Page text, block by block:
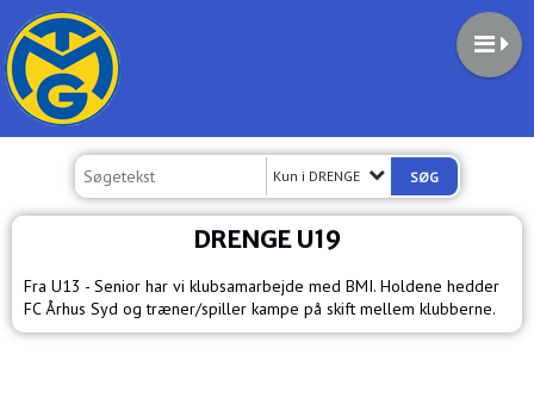
Kun i DRENGE
DRENGE U19
Fra U13 - Senior har vi klubsamarbejde med BMI. Holdene hedder
FC Århus Syd og træner/spiller kampe på skift mellem klubberne.